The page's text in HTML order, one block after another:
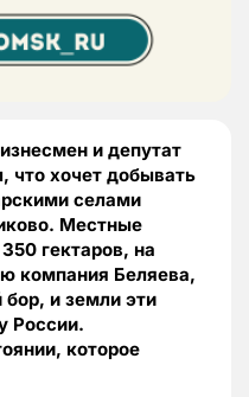
и депутат
что хочет добывать
селами
Местные
гектаров, на
компания Беляева,
и земли эти
России.
которое